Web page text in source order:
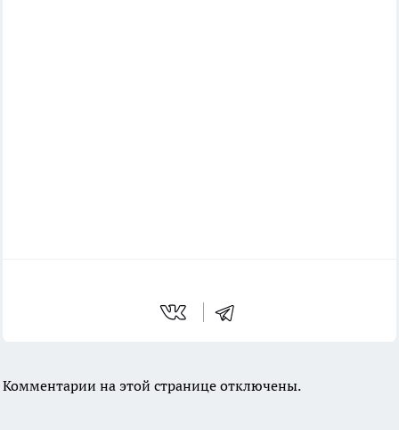
Комментарии на этой странице отключены.